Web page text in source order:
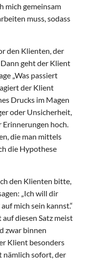
mich gemeinsam
muss, sodass
den Klienten, der
geht der Klient
„Was passiert
der Klient
Drucks im Magen
oder Unsicherheit,
Erinnerungen hoch.
die man mittels
die Hypothese
den Klienten bitte,
„Ich will dir
mich sein kannst.“
diesen Satz meist
zwar binnen
Klient besonders
nämlich sofort, der